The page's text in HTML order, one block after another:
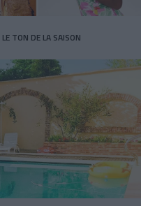
TON DE LA SAISON